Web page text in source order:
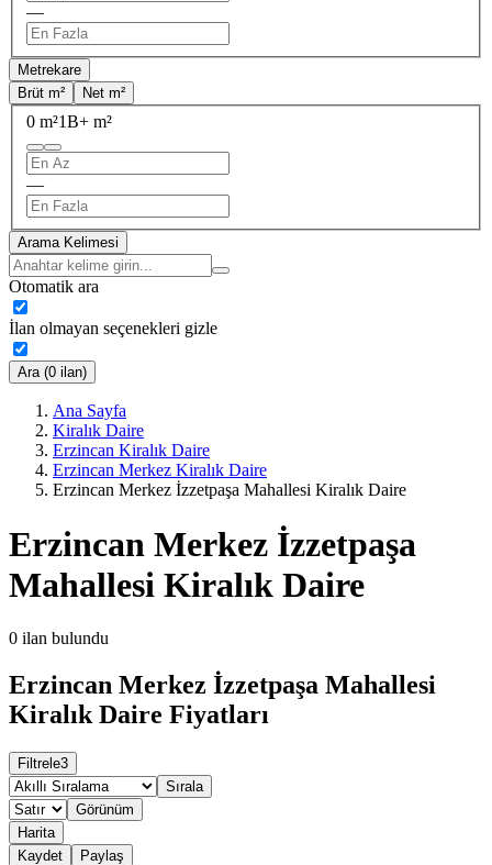
—
Metrekare
Brüt m²
Net m²
0 m²1B+ m²
—
Arama Kelimesi
Otomatik ara
İlan olmayan seçenekleri gizle
Ara (0 ilan)
Ana Sayfa
Kiralık Daire
Erzincan Kiralık Daire
Erzincan Merkez Kiralık Daire
Erzincan Merkez İzzetpaşa Mahallesi Kiralık Daire
Erzincan Merkez İzzetpaşa
Mahallesi Kiralık Daire
0 ilan bulundu
Erzincan Merkez İzzetpaşa Mahallesi
Kiralık Daire Fiyatları
Filtrele3
Sırala
Görünüm
Harita
Kaydet
Paylaş